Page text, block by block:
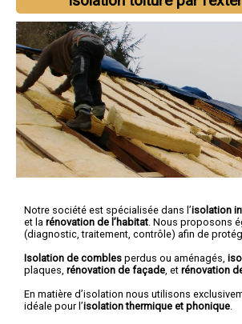
Notre société est spécialisée dans l’isolation
et la rénovation de l’habitat . Nous proposons
(diagnostic, traitement, contrôle) afin de
Isolation de combles perdus ou aménagés,
plaques, rénovation de façade , et rénovation
En matière d’isolation nous utilisons
idéale pour l’isolation thermique et phonique